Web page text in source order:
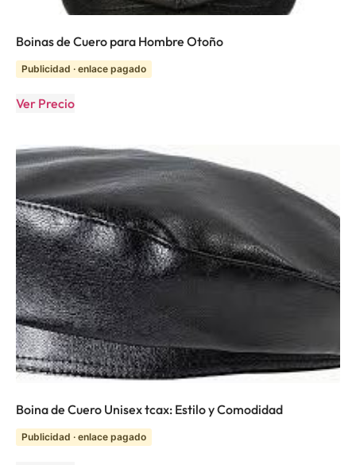
Boinas de Cuero para Hombre Otoño
Publicidad · enlace pagado
Ver Precio
Boina de Cuero Unisex tcax: Estilo y Comodidad
Publicidad · enlace pagado